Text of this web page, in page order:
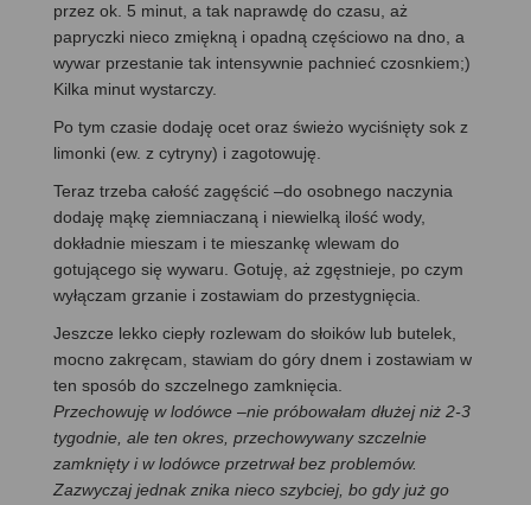
przez ok. 5 minut, a tak naprawdę do czasu, aż
papryczki nieco zmiękną i opadną częściowo na dno, a
wywar przestanie tak intensywnie pachnieć czosnkiem;)
Kilka minut wystarczy.
Po tym czasie dodaję ocet oraz świeżo wyciśnięty sok z
limonki (ew. z cytryny) i zagotowuję.
Teraz trzeba całość zagęścić –do osobnego naczynia
dodaję mąkę ziemniaczaną i niewielką ilość wody,
dokładnie mieszam i te mieszankę wlewam do
gotującego się wywaru. Gotuję, aż zgęstnieje, po czym
wyłączam grzanie i zostawiam do przestygnięcia.
Jeszcze lekko ciepły rozlewam do słoików lub butelek,
mocno zakręcam, stawiam do góry dnem i zostawiam w
ten sposób do szczelnego zamknięcia.
Przechowuję w lodówce –nie próbowałam dłużej niż 2-3
tygodnie, ale ten okres, przechowywany szczelnie
zamknięty i w lodówce przetrwał bez problemów.
Zazwyczaj jednak znika nieco szybciej, bo gdy już go